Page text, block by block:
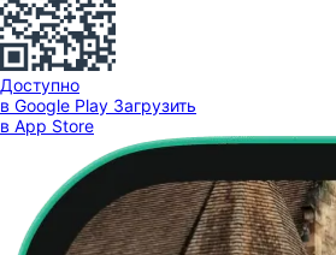
Доступно
в Google Play Загрузить
в App Store